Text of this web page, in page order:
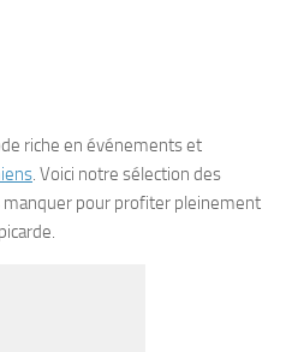
riche en événements et
. Voici notre sélection des
pour profiter pleinement